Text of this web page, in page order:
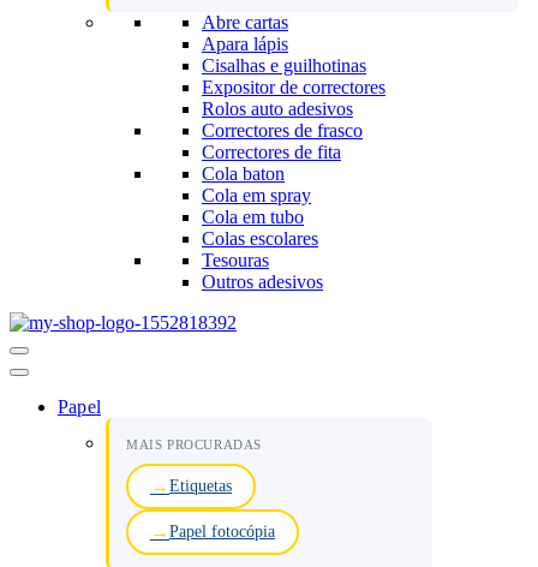
Abre cartas
Apara lápis
Cisalhas e guilhotinas
Expositor de correctores
Rolos auto adesivos
Correctores de frasco
Correctores de fita
Cola baton
Cola em spray
Cola em tubo
Colas escolares
Tesouras
Outros adesivos
Menu
de
Papel
MAIS PROCURADAS
Etiquetas
Papel fotocópia